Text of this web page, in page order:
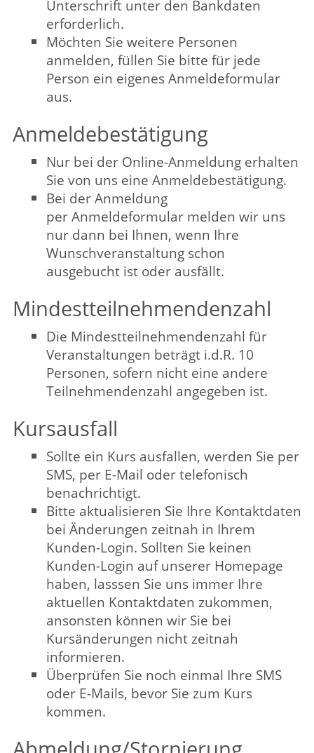
nur dann bei Ihnen, wenn Ihre
Wunschveranstaltung schon
ausgebucht ist oder ausfällt.
Mindestteilnehmendenzahl
Die Mindestteilnehmendenzahl für
Veranstaltungen beträgt i.d.R. 10
Teilnehmendenzahl angegeben ist.
Kursausfall
Sollte ein Kurs ausfallen, werden Sie per
SMS, per E-Mail oder telefonisch
benachrichtigt.
Bitte aktualisieren Sie Ihre Kontaktdaten
bei Änderungen zeitnah in Ihrem
Kunden-Login. Sollten Sie keinen
Kunden-Login auf unserer Homepage
haben, lasssen Sie uns immer Ihre
aktuellen Kontaktdaten zukommen,
ansonsten können wir Sie bei
Kursänderungen nicht zeitnah
informieren.
Überprüfen Sie noch einmal Ihre SMS
oder E-Mails, bevor Sie zum Kurs
Abmeldung/Stornierung
Grundsätzlich kann immer ein
Ersatzteilnehmender benannt werden. Wird
kein Ersatzteilnehmender benannt, ist
bei Standard- und Kleingruppenkursen eine
schriftliche Abmeldung an die Geschäftsstelle
oder per E-Mail anvhs@lippstadt.de mit
folgenden Stornogebühren möglich:
bis 2 Wochen (10 Werktage) vor
Kursbeginn kostenfrei
bis 1 Woche (5 Werktage) vor
Kursbeginn 20 % der
Standard-/Kleingruppengebühr, mind.
5,00 €
bis 2 Werktage vor Kursbeginn 50 % der
Standard-/Kleingruppengebühr, mind.
15,00 € und danach ist die volle Gebühr
zu zahlen.
Wochenendveranstaltungen